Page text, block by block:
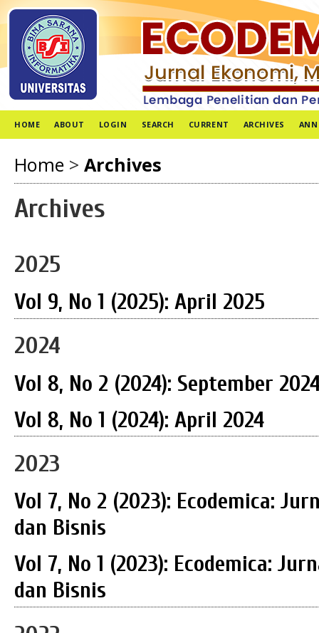
HOME ABOUT LOGIN SEARCH CURRENT ARCHIVES
Home > Archives
Archives
2025
Vol 9, No 1 (2025): April 2025
2024
Vol 8, No 2 (2024): September
Vol 8, No 1 (2024): April 2024
2023
Vol 7, No 2 (2023): Ecodemica:
dan Bisnis
Vol 7, No 1 (2023): Ecodemica:
dan Bisnis